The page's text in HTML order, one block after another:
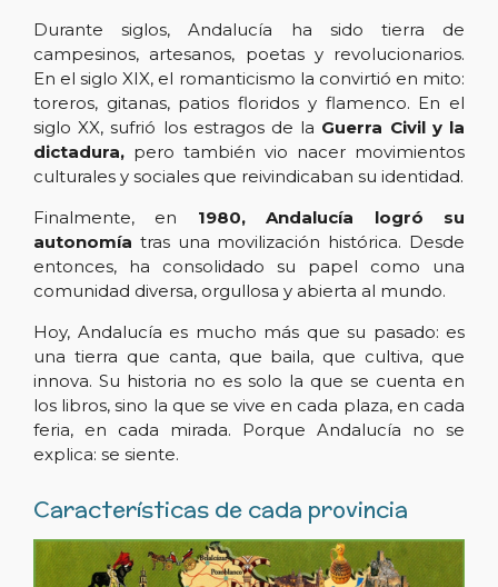
Durante siglos, Andalucía ha sido tierra de
campesinos, artesanos, poetas y revolucionarios.
En el siglo XIX, el romanticismo la convirtió en mito:
toreros, gitanas, patios floridos y flamenco. En el
siglo XX, sufrió los estragos de la Guerra Civil y la
dictadura, pero también vio nacer movimientos
culturales y sociales que reivindicaban su identidad.
Finalmente, en 1980, Andalucía logró su
autonomía tras una movilización histórica. Desde
entonces, ha consolidado su papel como una
comunidad diversa, orgullosa y abierta al mundo.
Hoy, Andalucía es mucho más que su pasado: es
una tierra que canta, que baila, que cultiva, que
innova. Su historia no es solo la que se cuenta en
los libros, sino la que se vive en cada plaza, en cada
feria, en cada mirada. Porque Andalucía no se
explica: se siente.
Características de cada provincia